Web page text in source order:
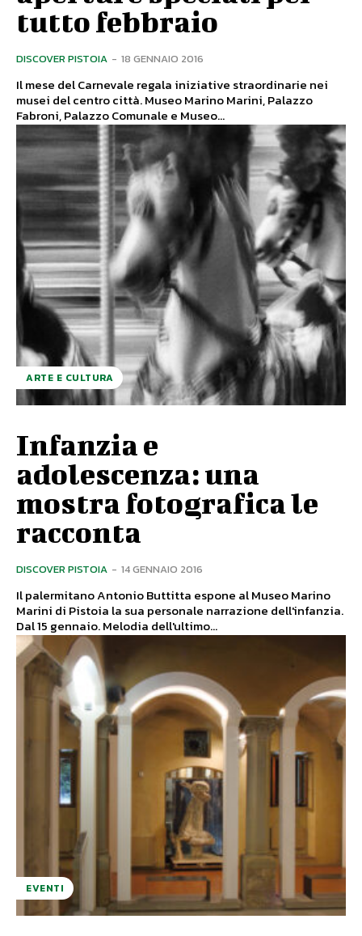
tutto febbraio
DISCOVER PISTOIA - 18 GENNAIO 2016
Il mese del Carnevale regala iniziative straordinarie nei
musei del centro città. Museo Marino Marini, Palazzo
Fabroni, Palazzo Comunale e Museo...
ARTE E CULTURA
Infanzia e
adolescenza: una
mostra fotografica le
racconta
DISCOVER PISTOIA - 14 GENNAIO 2016
Il palermitano Antonio Buttitta espone al Museo Marino
Marini di Pistoia la sua personale narrazione dell'infanzia.
Dal 15 gennaio. Melodia dell'ultimo...
EVENTI